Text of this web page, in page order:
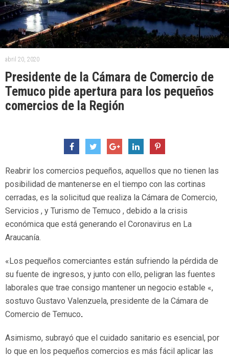
abril 20, 2020
Presidente de la Cámara de Comercio de
Temuco pide apertura para los pequeños
comercios de la Región
Reabrir los comercios pequeños, aquellos que no tienen las
posibilidad de mantenerse en el tiempo con las cortinas
cerradas, es la solicitud que realiza la Cámara de Comercio,
Servicios , y Turismo de Temuco , debido a la crisis
económica que está generando el Coronavirus en La
Araucanía.
«Los pequeños comerciantes están sufriendo la pérdida de
su fuente de ingresos, y junto con ello, peligran las fuentes
laborales que trae consigo mantener un negocio estable «,
sostuvo Gustavo Valenzuela, presidente de la Cámara de
Comercio de Temuco.
Asimismo, subrayó que el cuidado sanitario es esencial, por
lo que en los pequeños comercios es más fácil aplicar las